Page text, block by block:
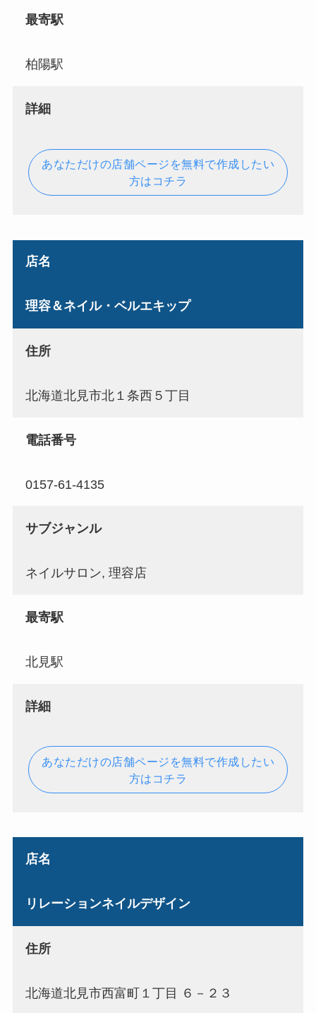
最寄駅
柏陽駅
詳細
あなただけの店舗ページを無料で作成したい
方はコチラ
店名
理容＆ネイル・ベルエキップ
住所
北海道北見市北１条西５丁目
電話番号
0157-61-4135
サブジャンル
ネイルサロン, 理容店
最寄駅
北見駅
詳細
あなただけの店舗ページを無料で作成したい
方はコチラ
店名
リレーションネイルデザイン
住所
北海道北見市西富町１丁目 ６－２３